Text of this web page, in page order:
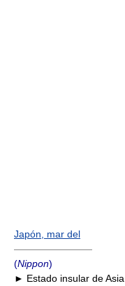
Japón, mar del
————————
(Nippon)
► Estado insular de